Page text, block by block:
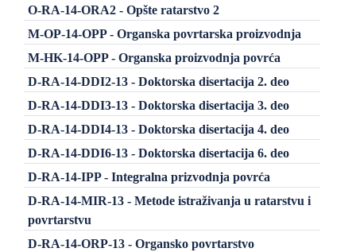
O-RA-14-ORA2 - Opšte ratarstvo 2
M-OP-14-OPP - Organska povrtarska proizvodnja
M-HK-14-OPP - Organska proizvodnja povrća
D-RA-14-DDI2-13 - Doktorska disertacija 2. deo
D-RA-14-DDI3-13 - Doktorska disertacija 3. deo
D-RA-14-DDI4-13 - Doktorska disertacija 4. deo
D-RA-14-DDI6-13 - Doktorska disertacija 6. deo
D-RA-14-IPP - Integralna prizvodnja povrća
D-RA-14-MIR-13 - Metode istraživanja u ratarstvu i
povrtarstvu
D-RA-14-ORP-13 - Organsko povrtarstvo